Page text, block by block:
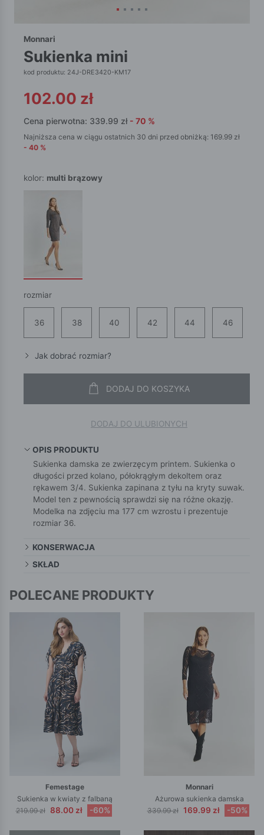
Monnari
sukienka mini
kod produktu: 24J-DRE3420-KM17
102.00 zł
Cena pierwotna: 339.99 zł - 70 %
Najniższa cena w ciągu ostatnich 30 dni przed obniżką: 169.99 zł
- 40 %
kolor: multi brązowy
rozmiar
36 38 40 42 44 46
Jak dobrać rozmiar?
DODAJ DO KOSZYKA
DODAJ DO ULUBIONYCH
OPIS PRODUKTU
Sukienka damska ze zwierzęcym printem. Sukienka o
długości przed kolano, półokrągłym dekoltem oraz
rękawem 3/4. Sukienka zapinana z tyłu na kryty suwak.
Model ten z pewnością sprawdzi się na różne okazję.
Modelka na zdjęciu ma 177 cm wzrostu i prezentuje
rozmiar 36.
KONSERWACJA
SKŁAD
POLECANE PRODUKTY
Femestage
Sukienka w kwiaty z falbaną
219.99 zł 88.00 zł -60%
Monnari
Ażurowa sukienka damska
339.99 zł 169.99 zł -50%